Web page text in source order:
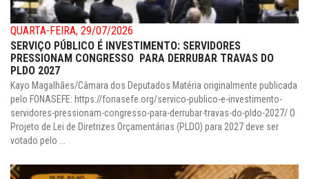
QUARTA-FEIRA, 29/07/2026
SERVIÇO PÚBLICO É INVESTIMENTO: SERVIDORES
PRESSIONAM CONGRESSO PARA DERRUBAR TRAVAS DO
PLDO 2027
Kayo Magalhães/Câmara dos Deputados Matéria originalmente publicada
pelo FONASEFE: https://fonasefe.org/servico-publico-e-investimento-
servidores-pressionam-congresso-para-derrubar-travas-do-pldo-2027/ O
Projeto de Lei de Diretrizes Orçamentárias (PLDO) para 2027 deve ser
votado pelo ...